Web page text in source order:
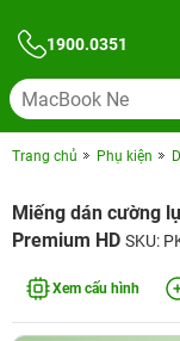
1900.0351
Trang chủ Phụ kiện
Miếng dán cường
Premium HD SKU:
Xem cấu hình